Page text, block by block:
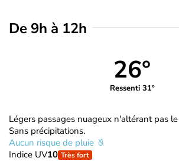
De 9h à 12h
26°
Ressenti 31°
Légers passages nuageux n'altérant pas
Sans précipitations.
Aucun risque de pluie
Indice UV10 Très fort